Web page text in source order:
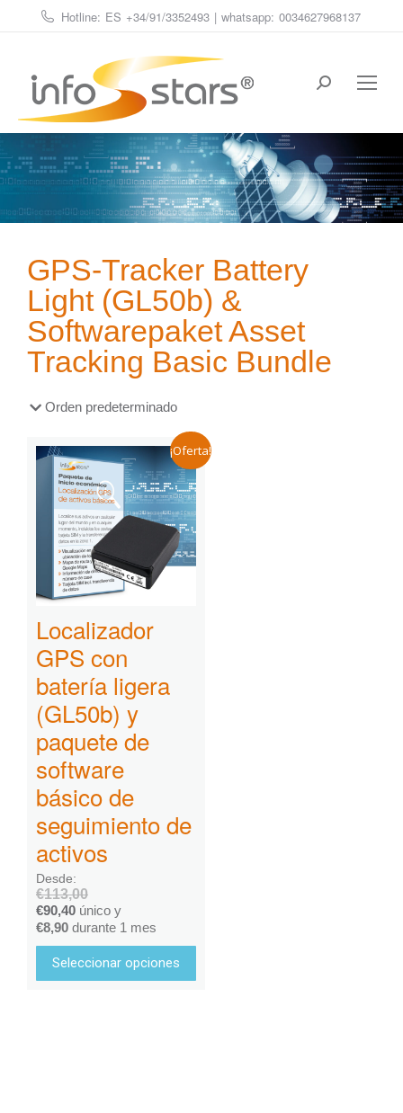
Hotline: ES +34/91/3352493 | whatsapp: 0034627968137
Estás aquí:
GPS-Tracker Battery
Light (GL50b) &
Softwarepaket Asset
Tracking Basic Bundle
¡Oferta!
Localizador
GPS con
batería ligera
(GL50b) y
paquete de
software
básico de
seguimiento de
activos
Desde:
€113,00
€90,40 único y
€8,90 durante 1 mes
Seleccionar opciones